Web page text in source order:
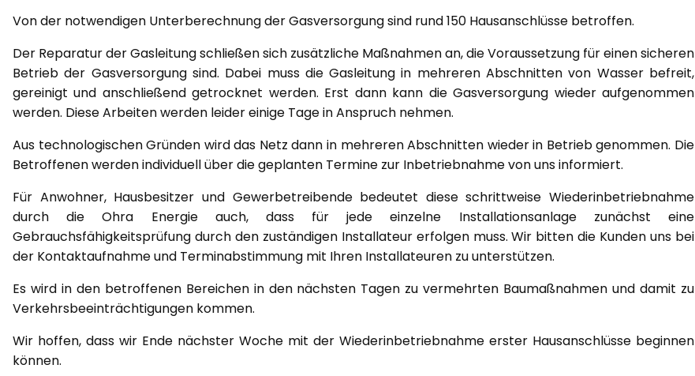
Von der notwendigen Unterberechnung der Gasversorgung sind rund 150 Hausanschlüsse betroffen.
Der Reparatur der Gasleitung schließen sich zusätzliche Maßnahmen an, die Voraussetzung für einen sicheren
Betrieb der Gasversorgung sind. Dabei muss die Gasleitung in mehreren Abschnitten von Wasser befreit,
gereinigt und anschließend getrocknet werden. Erst dann kann die Gasversorgung wieder aufgenommen
werden. Diese Arbeiten werden leider einige Tage in Anspruch nehmen.
Aus technologischen Gründen wird das Netz dann in mehreren Abschnitten wieder in Betrieb genommen. Die
Betroffenen werden individuell über die geplanten Termine zur Inbetriebnahme von uns informiert.
Für Anwohner, Hausbesitzer und Gewerbetreibende bedeutet diese schrittweise Wiederinbetriebnahme
durch die Ohra Energie auch, dass für jede einzelne Installationsanlage zunächst eine
Gebrauchsfähigkeitsprüfung durch den zuständigen Installateur erfolgen muss. Wir bitten die Kunden uns bei
der Kontaktaufnahme und Terminabstimmung mit Ihren Installateuren zu unterstützen.
Es wird in den betroffenen Bereichen in den nächsten Tagen zu vermehrten Baumaßnahmen und damit zu
Verkehrsbeeinträchtigungen kommen.
Wir hoffen, dass wir Ende nächster Woche mit der Wiederinbetriebnahme erster Hausanschlüsse beginnen
können.